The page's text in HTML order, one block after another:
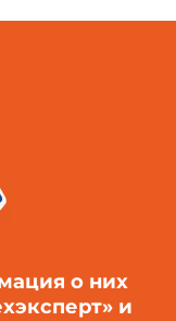
о них
и